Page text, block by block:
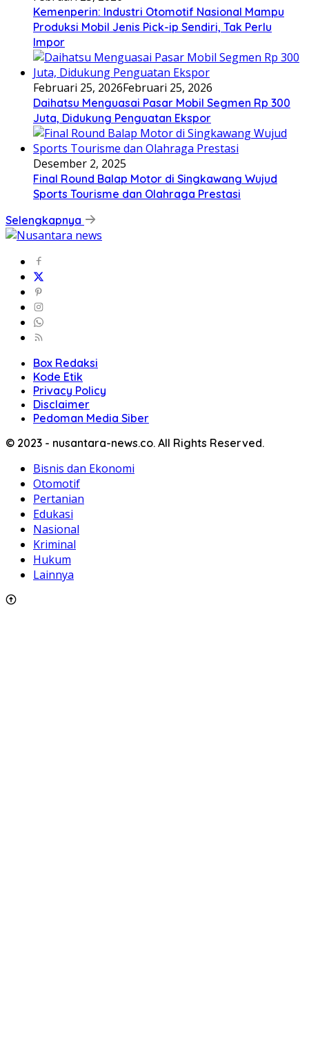
Kemenperin: Industri Otomotif Nasional Mampu
Produksi Mobil Jenis Pick-ip Sendiri, Tak Perlu
Impor
Februari 25, 2026Februari 25, 2026
Daihatsu Menguasai Pasar Mobil Segmen Rp 300
Juta, Didukung Penguatan Ekspor
Desember 2, 2025
Final Round Balap Motor di Singkawang Wujud
Sports Tourisme dan Olahraga Prestasi
Selengkapnya
Box Redaksi
Kode Etik
Privacy Policy
Disclaimer
Pedoman Media Siber
© 2023 - nusantara-news.co. All Rights Reserved.
Bisnis dan Ekonomi
Otomotif
Pertanian
Edukasi
Nasional
Kriminal
Hukum
Lainnya